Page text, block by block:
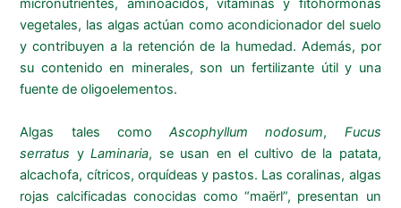
micronutrientes, aminoácidos, vitaminas y fitohormonas
vegetales, las algas actúan como acondicionador del suelo
y contribuyen a la retención de la humedad. Además, por
su contenido en minerales, son un fertilizante útil y una
fuente de oligoelementos.
Algas tales comoAscophyllum nodosum, Fucus
serratus yLaminaria, se usan en el cultivo de la patata,
alcachofa, cítricos, orquídeas y pastos. Las coralinas, algas
rojas calcificadas conocidas como “maërl”, presentan un